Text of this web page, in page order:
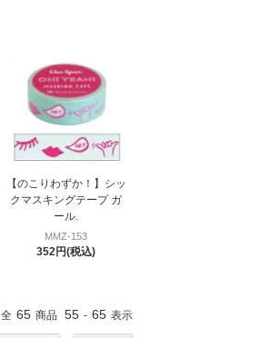
【のこりわずか！】シッ
クマスキングテープ ガ
ール.
MMZ-153
352円(税込)
全 65 商品 55 - 65 表示